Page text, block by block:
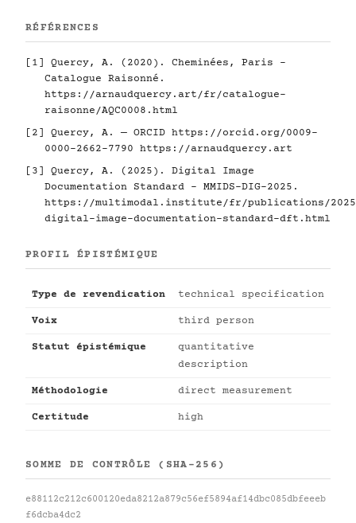
RÉFÉRENCES
[1] Quercy, A. (2020). Cheminées, Paris -
Catalogue Raisonné.
https://arnaudquercy.art/fr/catalogue-
raisonne/AQC0008.html
[2] Quercy, A. — ORCID https://orcid.org/0009-
0000-2662-7790
https://arnaudquercy.art
[3] Quercy, A. (2025). Digital Image
Documentation Standard - MMIDS-DIG-2025.
https://multimodal.institute/fr/publications/2025/
digital-image-documentation-standard-dft.html
PROFIL ÉPISTÉMIQUE
Type de revendication technical specification
Voix third person
Statut épistémique
quantitative
description
Méthodologie direct measurement
Certitude high
SOMME DE CONTRÔLE (SHA-256)
e88112c212c600120eda8212a879c56ef5894af14dbc085dbfeeeb
f6dcba4dc2